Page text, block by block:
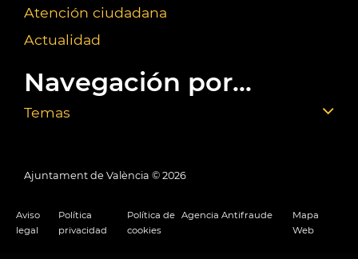
Atención ciudadana
Actualidad
Navegación por...
Temas
Ajuntament de València © 2026
Aviso
legal
Política
privacidad
Política de
cookies
Agencia Antifraude
Mapa
Web